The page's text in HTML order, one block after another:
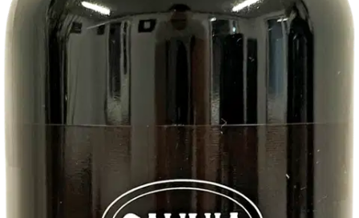
Tarkista myymäläsaatavuus
Tuotekuvaus